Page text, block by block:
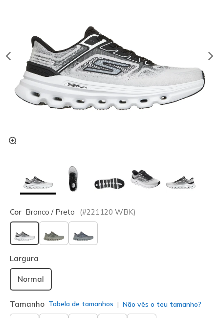
Cor Branco / Preto (#221120 WBK)
selecionado
Largura
Normal
Tamanho Tabela de tamanhos Não vês o teu tamanho?